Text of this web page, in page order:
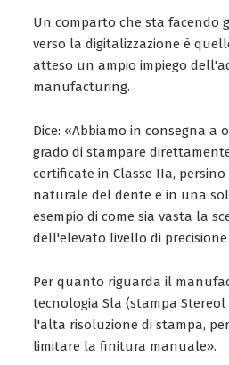
Un comparto che sta facendo
verso la digitalizzazione è
atteso un ampio impiego
manufacturing.
Dice: «Abbiamo in consegna a
grado di stampare
certificate in Classe IIa,
naturale del dente e in una
esempio di come sia vasta la
dell'elevato livello di
Per quanto riguarda il
tecnologia Sla (stampa
l'alta risoluzione di stampa,
limitare la finitura manuale».